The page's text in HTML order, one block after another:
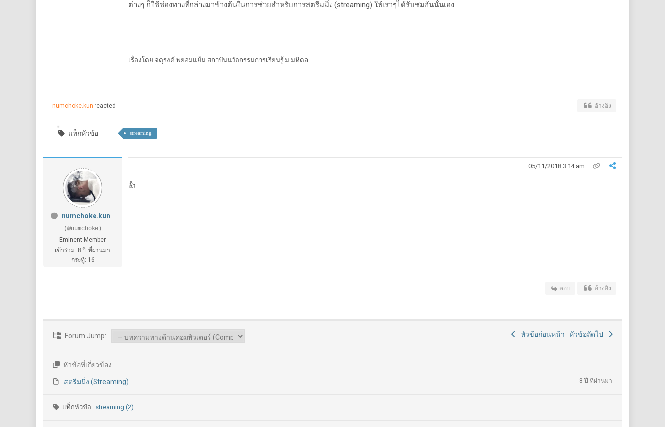
ต่างๆ ก็ใช้ช่องทางที่กล่างมาข้างต้นในการช่วยสำหรับการสตรีมมิ่ง (streaming) ให้เราๆได้รับชมกันนั้นเอง
เรื่องโดย จตุรงค์ พยอมแย้ม สถาบันนวัตกรรมการเรียนรู้ ม.มหิดล
numchoke.kun reacted อ้างอิง
แท็กหัวข้อ streaming
numchoke.kun
(@numchoke)
Eminent Member
เข้าร่วม: 8 ปี ที่ผ่านมา
กระทู้: 16
05/11/2018 3:14 am
👍
ตอบ อ้างอิง
Forum Jump: หัวข้อก่อนหน้า หัวข้อถัดไป
หัวข้อที่เกี่ยวข้อง
สตรีมมิ่ง (Streaming) 8 ปี ที่ผ่านมา
แท็กหัวข้อ: streaming (2)